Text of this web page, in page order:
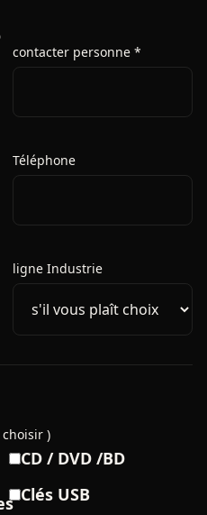
contacter personne *
Téléphone
ligne Industrie
)
CD / DVD /BD
Clés USB